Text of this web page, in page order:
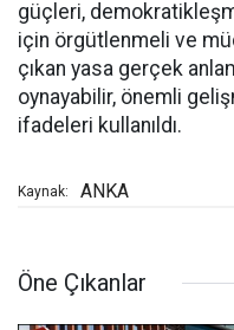
güçleri,
için örgütlenmeli ve
çıkan yasa gerçek
oynayabilir, önemli
ifadeleri kullanıldı.
Kaynak: ANKA
Öne Çıkanlar